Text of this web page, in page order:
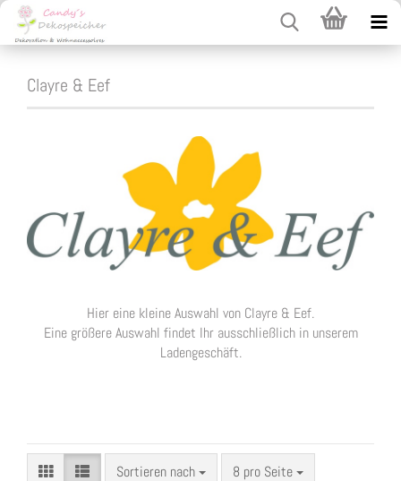
Clayre & Eef
Hier eine kleine Auswahl von Clayre & Eef.
Eine größere Auswahl findet Ihr ausschließlich in unserem
Ladengeschäft.
Sortieren nach
Sortieren nach 8 pro Seite
pro Seite